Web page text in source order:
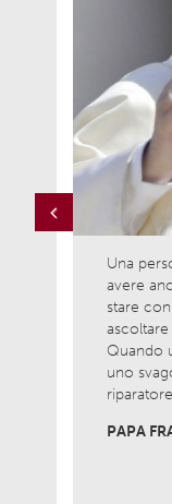
Una
avere
stare
Quando
uno
PAPA
Previous